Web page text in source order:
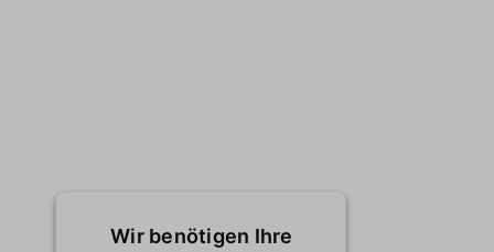
Wir benötigen Ihre